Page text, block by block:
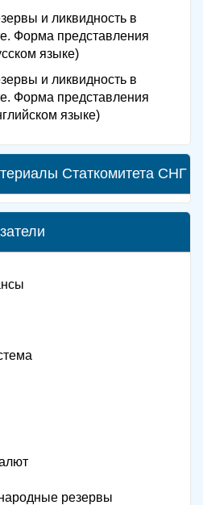
и ликвидность в
Форма представления
языке)
и ликвидность в
Форма представления
языке)
Статкомитета СНГ
резервы